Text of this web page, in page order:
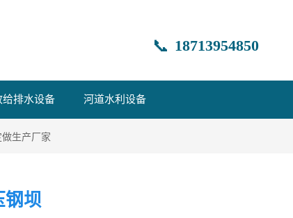
📞 18713954850
给排水设备 河道水利设备
生产厂家
钢坝